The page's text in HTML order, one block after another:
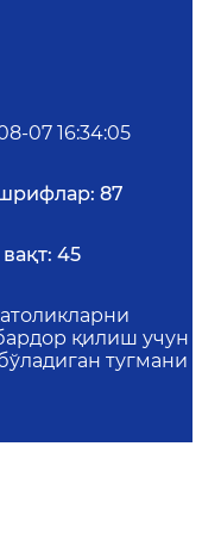
07 16:34:05
87
45
қилиш учун
тугмани